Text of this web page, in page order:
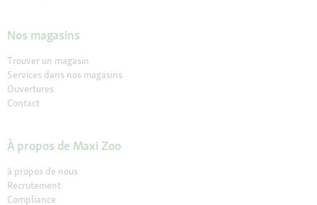
Nos magasins
Trouver un magasin
Services dans nos magasins
Ouvertures
Contact
À propos de Maxi Zoo
à propos de nous
Recrutement
Compliance